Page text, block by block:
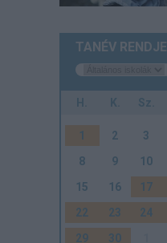
TANÉV RENDJE
H. K. Sz.
1 2 3
8
9 10
15
16 17
22
23 24
29
30